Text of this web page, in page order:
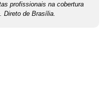
profissionais na cobertura
Direto de Brasília.